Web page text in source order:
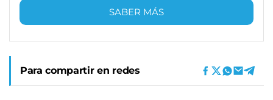
SABER MÁS
Para compartir en redes